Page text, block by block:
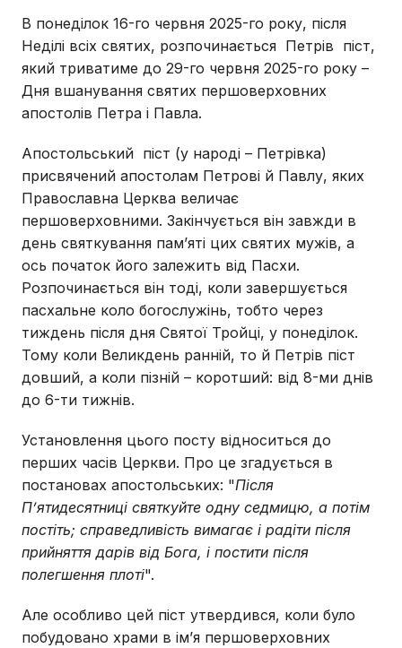
В понеділок 16-го червня 2025-го року, після
Неділі всіх святих, розпочинається Петрів піст,
який триватиме до 29-го червня 2025-го року –
Дня вшанування святих першоверховних
апостолів Петра і Павла.
Апостольський піст (у народі – Петрівка)
присвячений апостолам Петрові й Павлу, яких
Православна Церква величає
першоверховними. Закінчується він завжди в
день святкування пам’яті цих святих мужів, а
ось початок його залежить від Пасхи.
Розпочинається він тоді, коли завершується
пасхальне коло богослужінь, тобто через
тиждень після дня Святої Тройці, у понеділок.
Тому коли Великдень ранній, то й Петрів піст
довший, а коли пізній – коротший: від 8-ми днів
до 6-ти тижнів.
Установлення цього посту відноситься до
перших часів Церкви. Про це згадується в
постановах апостольських: "Після
П’ятидесятниці святкуйте одну седмицю, а потім
постіть; справедливість вимагає і радіти після
прийняття дарів від Бога, і постити після
полегшення плоті".
Але особливо цей піст утвердився, коли було
побудовано храми в ім’я першоверховних